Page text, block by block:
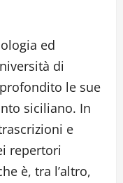
ed
di
le sue
siciliano. In
e
repertori
è, tra l’altro,